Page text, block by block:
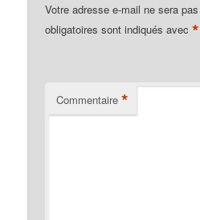
Votre adresse e-mail ne sera
obligatoires sont indiqués avec*
Commentaire *